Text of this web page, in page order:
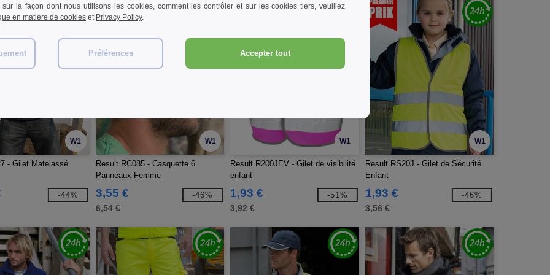
W1
- Gilet Matelassé
-44%
W1
Result RC085 - Casquette 6
Panneaux Femme
3,55 €
6,54 €
-46%
W1
Result R200JEV - Gilet de visibilité
enfant
1,93 €
3,92 €
-51%
W1
Result RS20J - Gilet de Sécurité
Enfant
1,93 €
3,56 €
-46%
la façon dont nous utilisons les cookies, comment les contrôler et sur les cookies tiers, veuillez
en matière de cookies et Privacy Policy.
Préférences Accepter tout